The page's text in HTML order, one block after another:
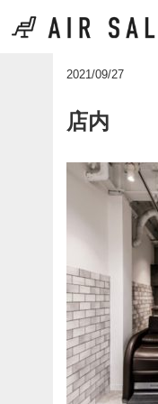
2021/09/27
店内